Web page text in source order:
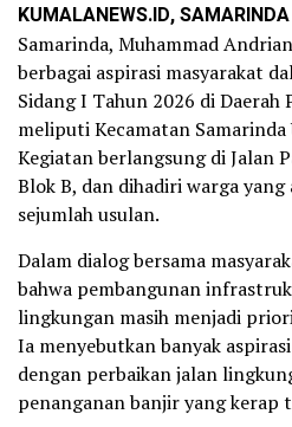
KUMALANEWS.ID, SAMARINDA
Samarinda, Muhammad
berbagai aspirasi masyarakat
Sidang I Tahun 2026 di Daerah
meliputi Kecamatan
Kegiatan berlangsung di Jalan
Blok B, dan dihadiri warga
sejumlah usulan.
Dalam dialog bersama
bahwa pembangunan
lingkungan masih menjadi
Ia menyebutkan banyak
dengan perbaikan jalan
penanganan banjir yang kerap